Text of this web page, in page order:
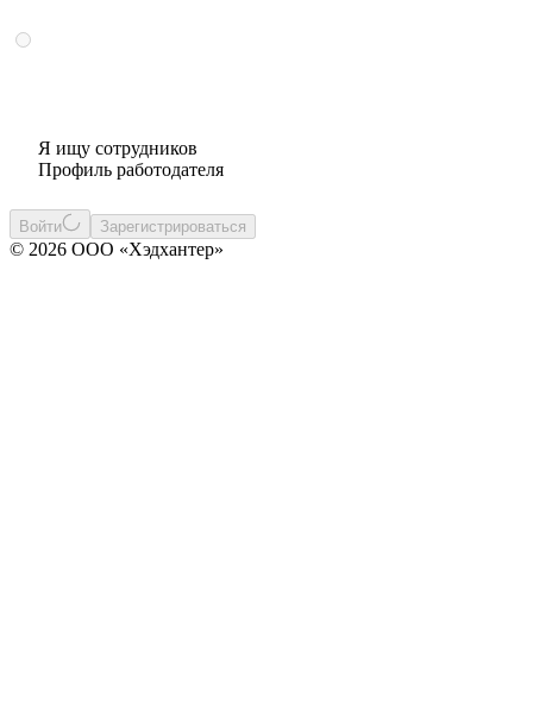
Я ищу сотрудников
Профиль работодателя
Войти Зарегистрироваться
© 2026 ООО «Хэдхантер»